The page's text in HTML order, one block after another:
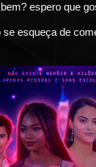
espero que
se esqueça de